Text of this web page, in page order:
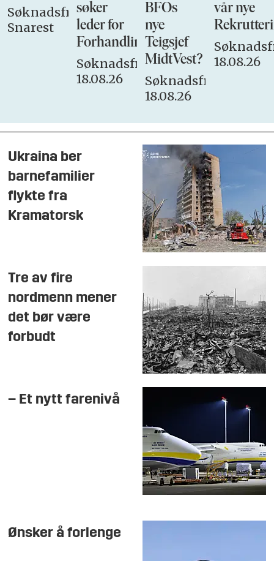
Søknadsfrist:
Snarest
søker
leder for
Forhandlingsutvalget
Søknadsfrist:
18.08.26
BFOs
nye
Teigsjef
MidtVest?
Søknadsfrist:
18.08.26
vår nye
18.08.26
Ukraina ber
barnefamilier
flykte fra
Kramatorsk
Tre av fire
nordmenn mener
det bør være
forbudt
– Et nytt farenivå
Ønsker å forlenge